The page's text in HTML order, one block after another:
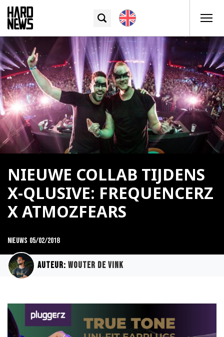
NIEUWE COLLAB TIJDENS
X-QLUSIVE: FREQUENCERZ
X ATMOZFEARS
Nieuws 05/02/2018
Auteur: Wouter de Vink